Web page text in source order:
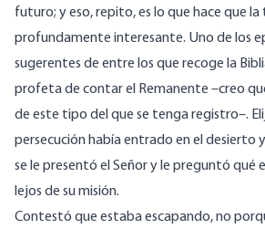
futuro; y eso, repito, es lo que hace que
profundamente interesante. Uno de los
sugerentes de entre los que recoge la
profeta de contar el Remanente –creo
de este tipo del que se tenga registro–.
persecución había entrado en el desierto
se le presentó el Señor y le preguntó qué
lejos de su misión.
Contestó que estaba escapando, no